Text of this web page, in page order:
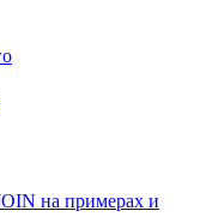
на примерах и